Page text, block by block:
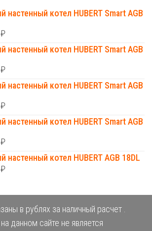
настенный котел HUBERT Smart AGB
₽
настенный котел HUBERT Smart AGB
₽
настенный котел HUBERT Smart AGB
₽
настенный котел HUBERT Smart AGB
₽
настенный котел HUBERT AGB 18DL
₽
в рублях за наличный расчет .
данном сайте не является